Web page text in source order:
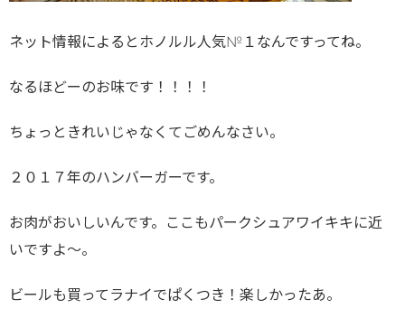
ネット情報によるとホノルル人気№１なんですってね。
なるほどーのお味です！！！！
ちょっときれいじゃなくてごめんなさい。
２０１７年のハンバーガーです。
お肉がおいしいんです。ここもパークシュアワイキキに近
いですよ～。
ビールも買ってラナイでぱくつき！楽しかったあ。